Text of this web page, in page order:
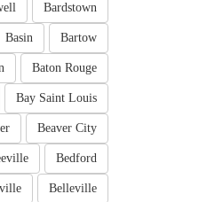
Bardstown
Bartow
Basin
Baton Rouge
Bay Saint Louis
Beaver City
Bedford
Belleville